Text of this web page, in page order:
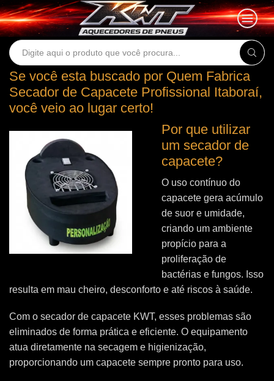
Search
Se você esta buscado por Quem Fabrica
Secador de Capacete Profissional Itaboraí,
você veio ao lugar certo!
Por que utilizar
um secador de
capacete?
O uso contínuo do
capacete gera acúmulo
de suor e umidade,
criando um ambiente
propício para a
proliferação de
bactérias e fungos. Isso
resulta em mau cheiro, desconforto e até riscos à saúde.
Com o secador de capacete KWT, esses problemas são
eliminados de forma prática e eficiente. O equipamento
atua diretamente na secagem e higienização,
proporcionando um capacete sempre pronto para uso.